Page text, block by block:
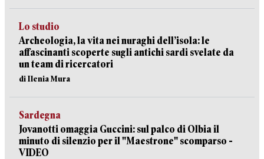
Lo studio
Archeologia, la vita nei nuraghi dell’isola: le
affascinanti scoperte sugli antichi sardi svelate da
un team di ricercatori
di Ilenia Mura
Sardegna
Jovanotti omaggia Guccini: sul palco di Olbia il
minuto di silenzio per il "Maestrone" scomparso -
VIDEO